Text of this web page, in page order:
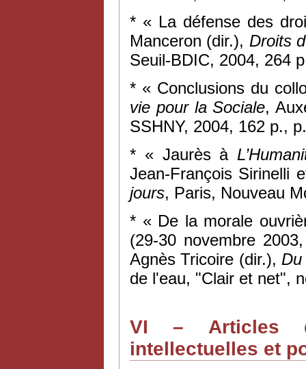
* « La défense des
Manceron (dir.), Droits
Seuil-BDIC, 2004, 264
* « Conclusions du
vie pour la Sociale,
SSHNY, 2004, 162 p.,
* « Jaurès à
Jean-François Sirinelli
jours, Paris, Nouveau
* « De la morale
(29-30 novembre
Agnès Tricoire (dir.),
de l'eau, "Clair et net",
VI – Articles
intellectuelles et